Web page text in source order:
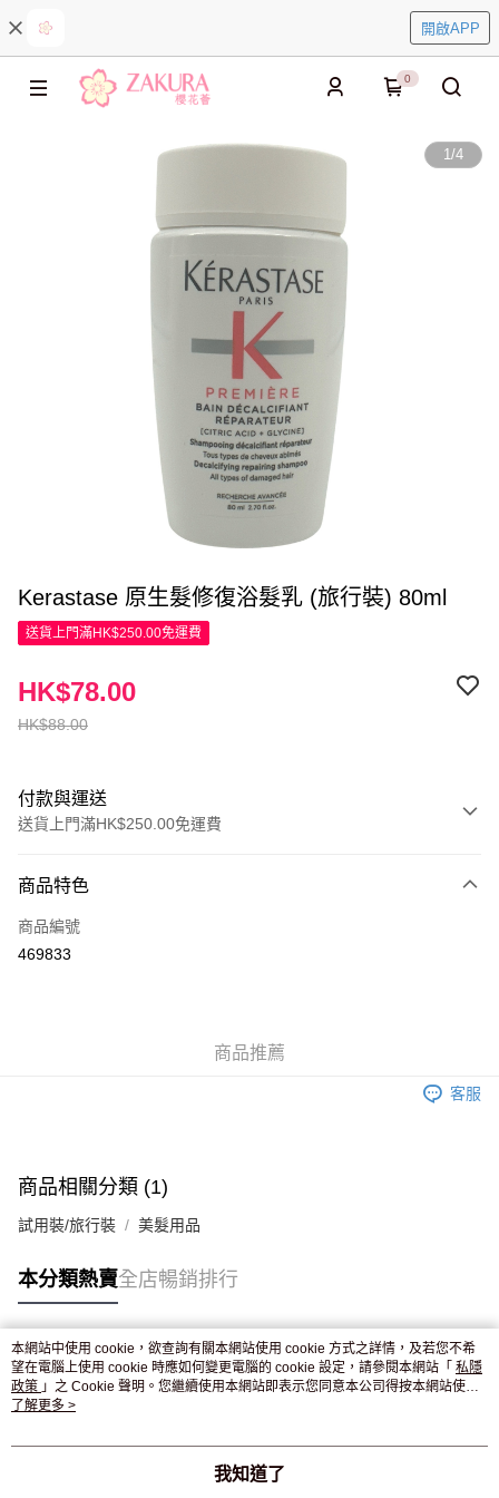
開啟APP
0
1/4
Kerastase 原生髮修復浴髮乳 (旅行裝) 80ml
送貨上門滿HK$250.00免運費
HK$88.00
HK$78.00
付款與運送
送貨上門滿HK$250.00免運費
信用卡
Apple Pay
商品特色
商品編號
469833
商品推薦
客服
商品相關分類 (1)
試用裝/旅行裝 美髮用品
本分類熱賣全店暢銷排行
熱門標籤
熱銷排行
本網站中使用 cookie，欲查詢有關本網站使用 cookie 方式之詳情，及若您不希
望在電腦上使用 cookie 時應如何變更電腦的 cookie 設定，請參閱本網站「 私隱
政策 」之 Cookie 聲明。您繼續使用本網站即表示您同意本公司得按本網站使用
條款之 Cookie 聲明使用 cookie。
了解更多 >
我知道了